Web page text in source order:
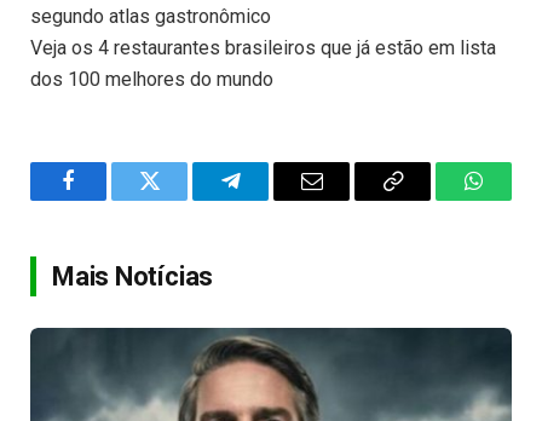
segundo atlas gastronômico
Veja os 4 restaurantes brasileiros que já estão em lista
dos 100 melhores do mundo
FacebookTwitter TelegramEmail
Copy
Mais Notícias